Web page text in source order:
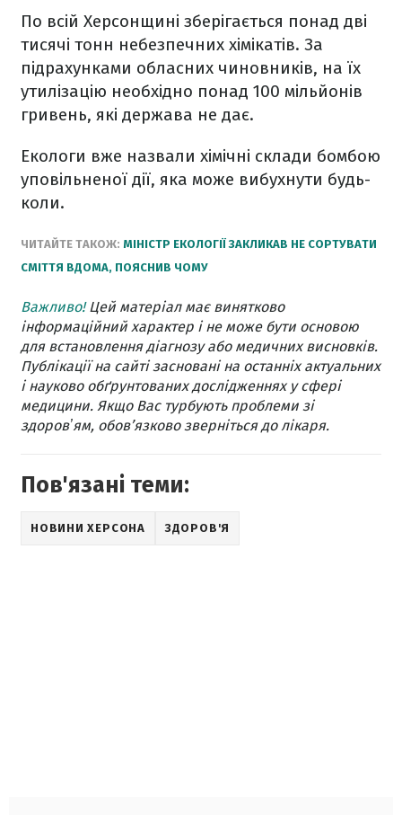
По всій Херсонщині зберігається понад дві
тисячі тонн небезпечних хімікатів. За
підрахунками обласних чиновників, на їх
утилізацію необхідно понад 100 мільйонів
гривень, які держава не дає.
Екологи вже назвали хімічні склади бомбою
уповільненої дії, яка може вибухнути будь-
коли.
ЧИТАЙТЕ ТАКОЖ: МІНІСТР ЕКОЛОГІЇ ЗАКЛИКАВ НЕ СОРТУВАТИ
СМІТТЯ ВДОМА, ПОЯСНИВ ЧОМУ
Важливо!Цей матеріал має винятково
інформаційний характер і не може бути основою
для встановлення діагнозу або медичних висновків.
Публікації на сайті засновані на останніх актуальних
і науково обґрунтованих дослідженнях у сфері
медицини. Якщо Вас турбують проблеми зі
здоровʼям, обов’язково зверніться до лікаря.
Пов'язані теми:
НОВИНИ ХЕРСОНА ЗДОРОВ'Я